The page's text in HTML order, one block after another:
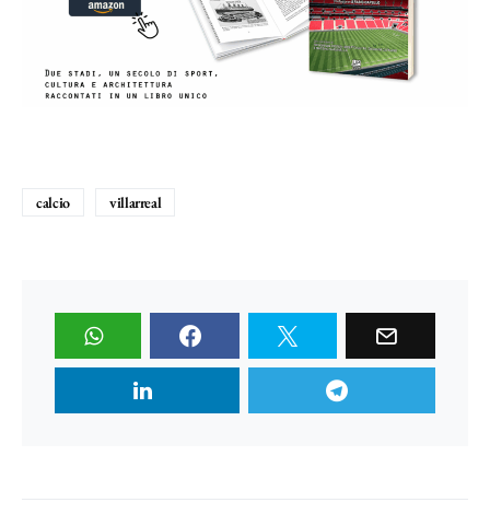
calcio villarreal